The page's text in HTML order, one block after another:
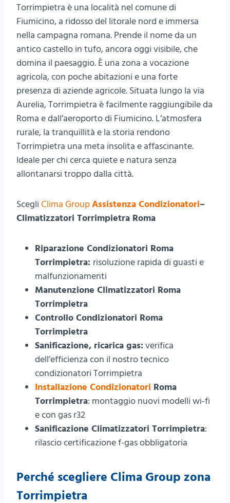
Torrimpietra è una località nel comune di
Fiumicino, a ridosso del litorale nord e immersa
nella campagna romana. Prende il nome da un
antico castello in tufo, ancora oggi visibile, che
domina il paesaggio. È una zona a vocazione
agricola, con poche abitazioni e una forte
presenza di aziende agricole. Situata lungo la via
Aurelia, Torrimpietra è facilmente raggiungibile da
Roma e dall’aeroporto di Fiumicino. L’atmosfera
rurale, la tranquillità e la storia rendono
Torrimpietra una meta insolita e affascinante.
Ideale per chi cerca quiete e natura senza
allontanarsi troppo dalla città.
Scegli Clima GroupAssistenza Condizionatori–
Climatizzatori Torrimpietra Roma
Riparazione Condizionatori Roma
Torrimpietra: risoluzione rapida di guasti e
malfunzionamenti
Manutenzione Climatizzatori Roma
Torrimpietra
Controllo Condizionatori Roma
Torrimpietra
Sanificazione, ricarica gas: verifica
dell’efficienza con il nostro tecnico
condizionatori Torrimpietra
Installazione Condizionatori Roma
Torrimpietra: montaggio nuovi modelli wi-fi
e con gas r32
Sanificazione Climatizzatori Torrimpietra:
rilascio certificazione f-gas obbligatoria
Perché scegliere Clima Group zona
Torrimpietra